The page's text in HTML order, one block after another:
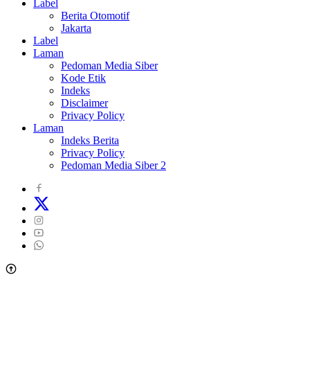
Label
Berita Otomotif
Jakarta
Label
Laman
Pedoman Media Siber
Kode Etik
Indeks
Disclaimer
Privacy Policy
Laman
Indeks Berita
Privacy Policy
Pedoman Media Siber 2